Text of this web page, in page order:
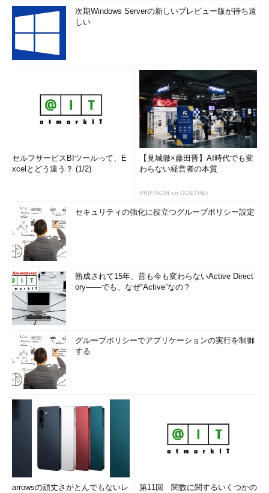
次期Windows Serverの新しいプレビュー版が待ち遠
しい
セルフサービスBIツールって、E
xcelとどう違う？ (1/2)
【見城徹×藤田晋】AI時代でも変
わらない経営者の本質
PR(FINCHI on GOETHE)
セキュリティの強化に役立つグループポリシー設定
熟成されて15年、昔も今も変わらないActive Direct
ory――でも、なぜ“Active”なの？
グループポリシーでアプリケーションの実行を制御
する
arrowsの頑丈さがとんでもないレ
第11回 関数に関するいくつかの